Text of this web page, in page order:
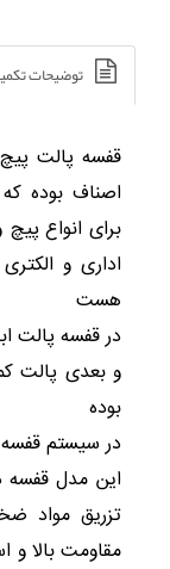
توضیحات
قفسه پالت
اصناف بوده
برای انواع
اداری و
هست
در قفسه پالت
و بعدی پالت
بوده
در سیستم
تزریق مواد
مقاومت بالا و